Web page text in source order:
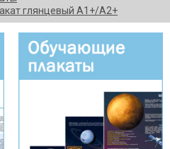
глянцевый А1+/А2+